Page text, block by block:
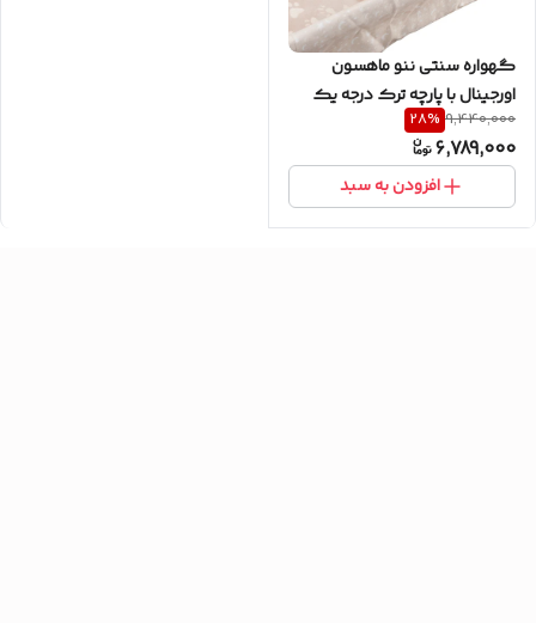
گهواره سنتی ننو ماهسون
اورجینال با پارچه ترک درجه یک
همراه با پشه بند.
9,440,000
28%
6,789,000
افزودن به سبد